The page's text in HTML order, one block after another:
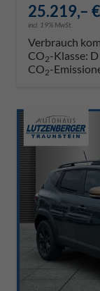
25.219,– €
incl. 19% MwSt.
Verbrauch
CO2-Klasse: D
CO2-